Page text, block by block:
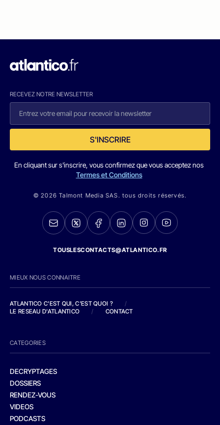
RECEVEZ NOTRE NEWSLETTER
S'INSCRIRE
En cliquant sur s'inscrire, vous confirmez que vous acceptez nos
Termes et Conditions
© 2026 Talmont Media SAS. tous droits réservés.
TOUSLESCONTACTS@ATLANTICO.FR
MIEUX NOUS CONNAITRE
ATLANTICO C'EST QUI, C'EST QUOI ?
/
LE RESEAU D'ATLANTICO
/ CONTACT
CATEGORIES
DECRYPTAGES
DOSSIERS
RENDEZ-VOUS
VIDEOS
PODCASTS